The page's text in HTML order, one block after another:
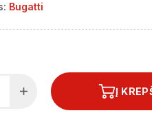
Bugatti
Į